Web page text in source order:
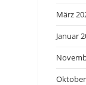
März
Januar